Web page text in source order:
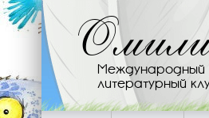
Перейти к основному содержанию
Международный
литературный